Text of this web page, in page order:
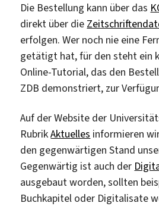
Die Bestellung kann über das
direkt über die
erfolgen. Wer noch nie eine
getätigt hat, für den steht ein
Online-Tutorial, das den
ZDB demonstriert, zur
Auf der Website der
RubrikAktuelles informieren
den gegenwärtigen Stand
Gegenwärtig ist auch der
ausgebaut worden, sollten
Buchkapitel oder Digitalisate